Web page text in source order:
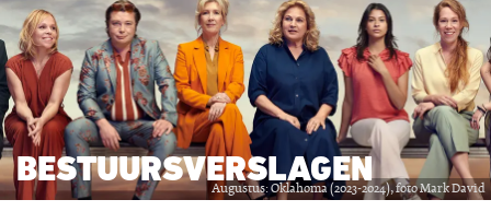
Augustus: Oklahoma (2023-2024), foto Mark David
BESTUURSVERSLAGEN